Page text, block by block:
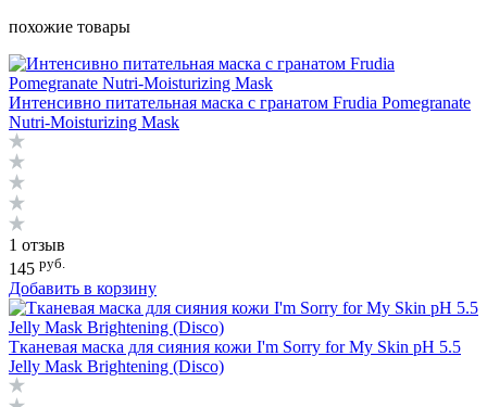
похожие товары
Интенсивно питательная маска с гранатом Frudia Pomegranate
Nutri-Moisturizing Mask
1 отзыв
145 руб.
Добавить в корзину
Тканевая маска для сияния кожи I'm Sorry for My Skin pH 5.5
Jelly Mask Brightening (Disco)